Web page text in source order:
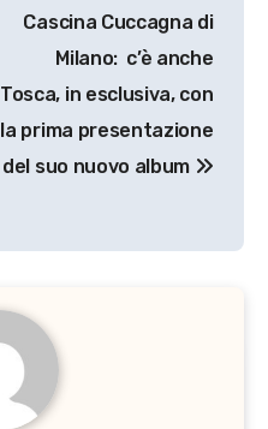
Cascina Cuccagna di
Milano: c’è anche
Tosca, in esclusiva, con
la prima presentazione
del suo nuovo album